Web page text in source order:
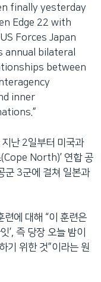
finally yesterday
Edge 22 with
Forces Japan
annual bilateral
between
inner
난 2일부터 미국과
(Cope North)’ 연합 공
군 3군에 걸쳐 일본과
련에 대해 “이 훈련은
’, 즉 당장 오늘 밤이
기 위한 것”이라는 원